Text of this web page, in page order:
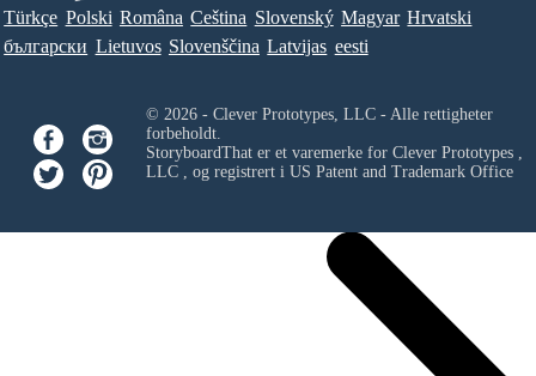
Türkçe Polski Româna Ceština Slovenský Magyar Hrvatski
български Lietuvos Slovenščina Latvijas eesti
© 2026 - Clever Prototypes, LLC - Alle rettigheter
forbeholdt.
StoryboardThat er et varemerke for Clever Prototypes ,
LLC, og registrert i US Patent and Trademark Office